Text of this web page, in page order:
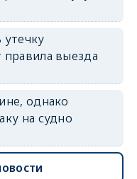
утечку
правила выезда
однако
на судно